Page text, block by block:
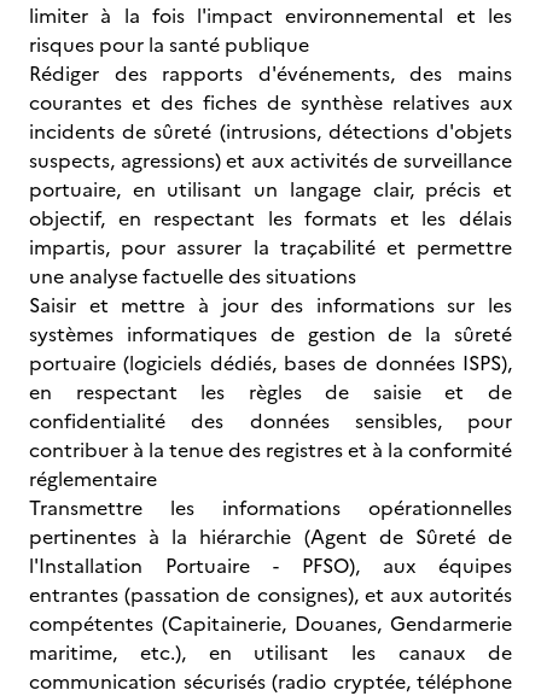
limiter à la fois l'impact environnemental et les
risques pour la santé publique
Rédiger des rapports d'événements, des mains
courantes et des fiches de synthèse relatives aux
incidents de sûreté (intrusions, détections d'objets
suspects, agressions) et aux activités de surveillance
portuaire, en utilisant un langage clair, précis et
objectif, en respectant les formats et les délais
impartis, pour assurer la traçabilité et permettre
une analyse factuelle des situations
Saisir et mettre à jour des informations sur les
systèmes informatiques de gestion de la sûreté
portuaire (logiciels dédiés, bases de données ISPS),
en respectant les règles de saisie et de
confidentialité des données sensibles, pour
contribuer à la tenue des registres et à la conformité
réglementaire
Transmettre les informations opérationnelles
pertinentes à la hiérarchie (Agent de Sûreté de
l'Installation Portuaire - PFSO), aux équipes
entrantes (passation de consignes), et aux autorités
compétentes (Capitainerie, Douanes, Gendarmerie
maritime, etc.), en utilisant les canaux de
communication sécurisés (radio cryptée, téléphone